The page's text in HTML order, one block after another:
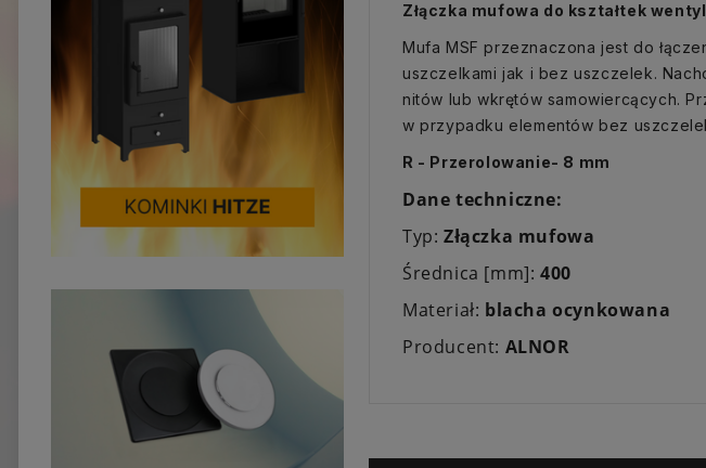
Złączka mufowa do kształtek
Mufa MSF przeznaczona jest do
uszczelkami jak i bez uszczelek.
nitów lub wkrętów samowiercących.
w przypadku elementów bez
R - Przerolowanie- 8 mm
Dane techniczne:
Typ: Złączka mufowa
Średnica [mm]: 400
Materiał: blacha ocynkowana
Producent: ALNOR